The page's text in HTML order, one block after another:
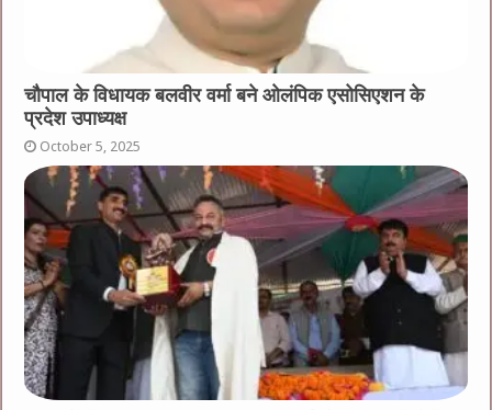
चौपाल के विधायक बलवीर वर्मा बने ओलंपिक एसोसिएशन के
प्रदेश उपाध्यक्ष
October 5, 2025